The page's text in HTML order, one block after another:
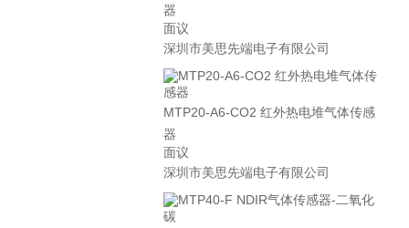
器
面议
深圳市美思先端电子有限公司
MTP20-A6-CO2 红外热电堆气体传感
器
面议
深圳市美思先端电子有限公司